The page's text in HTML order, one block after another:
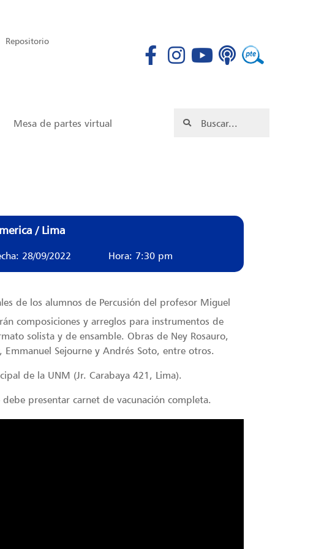
Repositorio
Mesa de partes virtual
/ Lima
28/09/2022 Hora: 7:30 pm
de los alumnos de Percusión del profesor Miguel
composiciones y arreglos para instrumentos de
solista y de ensamble. Obras de Ney Rosauro,
Emmanuel Sejourne y Andrés Soto, entre otros.
de la UNM (Jr. Carabaya 421, Lima).
debe presentar carnet de vacunación completa.